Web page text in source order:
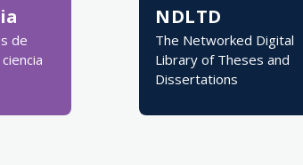
de
NDLTD
The Networked Digital
Library of Theses and
Dissertations